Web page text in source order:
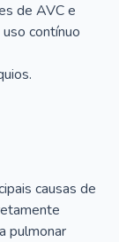
de AVC e
contínuo
causas de
pulmonar